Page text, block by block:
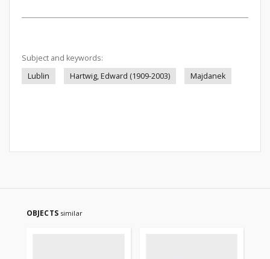
Subject and keywords:
Lublin
Hartwig, Edward (1909-2003) Majdanek
OBJECTS similar